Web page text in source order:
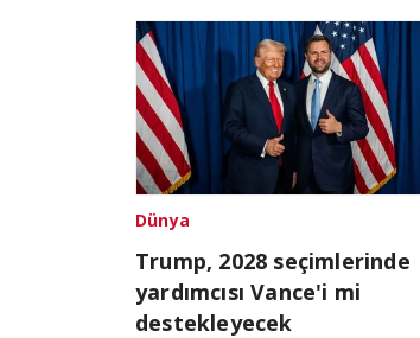
Dünya
Trump, 2028 seçimlerinde
yardımcısı Vance'i mi
destekleyecek